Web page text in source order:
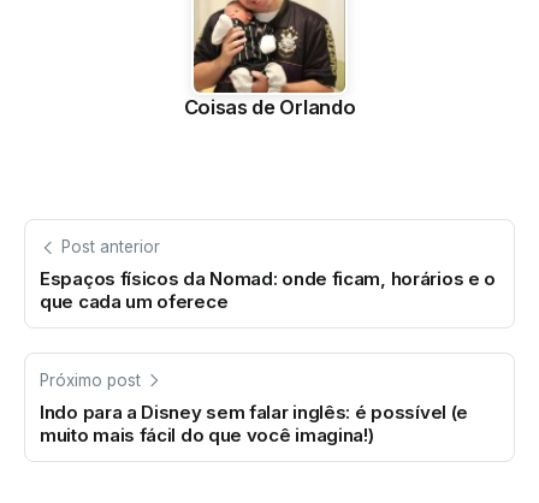
Coisas de Orlando
Post anterior
Espaços físicos da Nomad: onde ficam, horários e o
que cada um oferece
Próximo post
Indo para a Disney sem falar inglês: é possível (e
muito mais fácil do que você imagina!)